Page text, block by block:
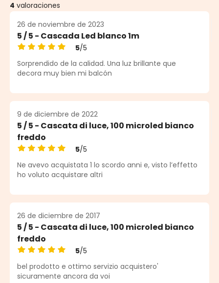
4 valoraciones
26 de noviembre de 2023
5 / 5 - Cascada Led blanco 1m
Calificación promedio de 5 de 5 estrellas
5/5
Sorprendido de la calidad. Una luz brillante que
decora muy bien mi balcón
9 de diciembre de 2022
5 / 5 - Cascata di luce, 100 microled bianco
freddo
Calificación promedio de 5 de 5 estrellas
5/5
Ne avevo acquistata 1 lo scordo anni e, visto l’effetto
ho voluto acquistare altri
26 de diciembre de 2017
5 / 5 - Cascata di luce, 100 microled bianco
freddo
Calificación promedio de 5 de 5 estrellas
5/5
bel prodotto e ottimo servizio acquistero'
sicuramente ancora da voi